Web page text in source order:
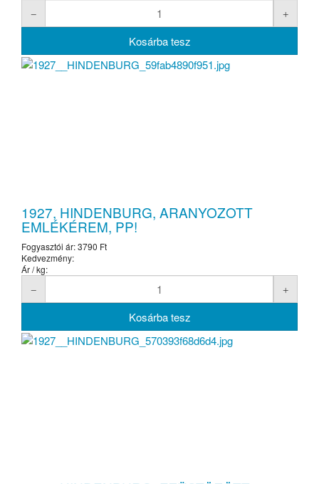
1927, HINDENBURG, ARANYOZOTT
EMLÉKÉREM, PP!
Fogyasztói ár:3790 Ft
Kedvezmény:
Ár / kg: